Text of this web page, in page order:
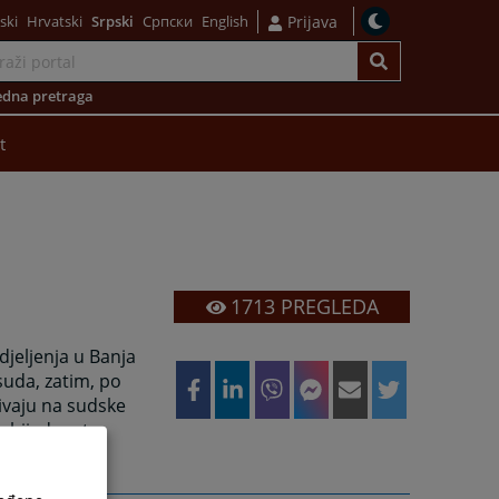
Hrvatski Srpski Српски English Prijava
pretraga
u Banja
zatim, po
na sudske
1713PREGLEDA